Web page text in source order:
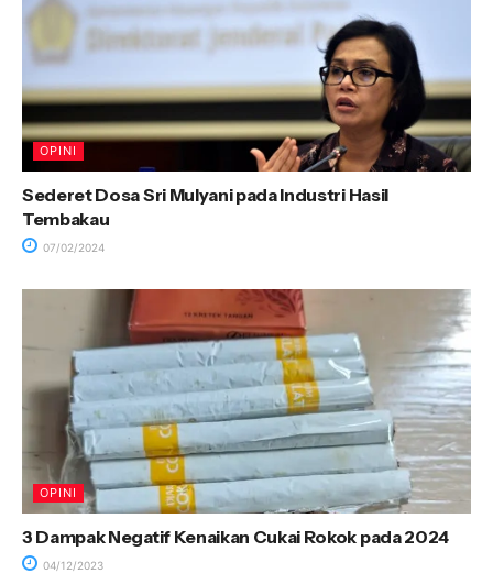
OPINI
Sederet Dosa Sri Mulyani pada Industri Hasil
Tembakau
07/02/2024
OPINI
3 Dampak Negatif Kenaikan Cukai Rokok pada 2024
04/12/2023